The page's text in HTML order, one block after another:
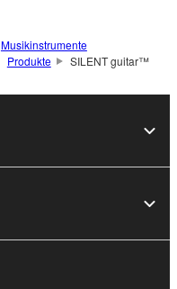
Musikinstrumente
Produkte SILENT guitar™